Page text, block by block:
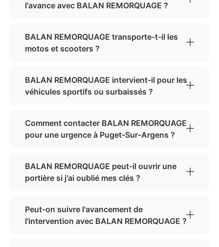
l'avance avec BALAN REMORQUAGE ?
BALAN REMORQUAGE transporte-t-il les
motos et scooters ?
BALAN REMORQUAGE intervient-il pour les
véhicules sportifs ou surbaissés ?
Comment contacter BALAN REMORQUAGE
pour une urgence à Puget-Sur-Argens ?
BALAN REMORQUAGE peut-il ouvrir une
portière si j'ai oublié mes clés ?
Peut-on suivre l'avancement de
l'intervention avec BALAN REMORQUAGE ?